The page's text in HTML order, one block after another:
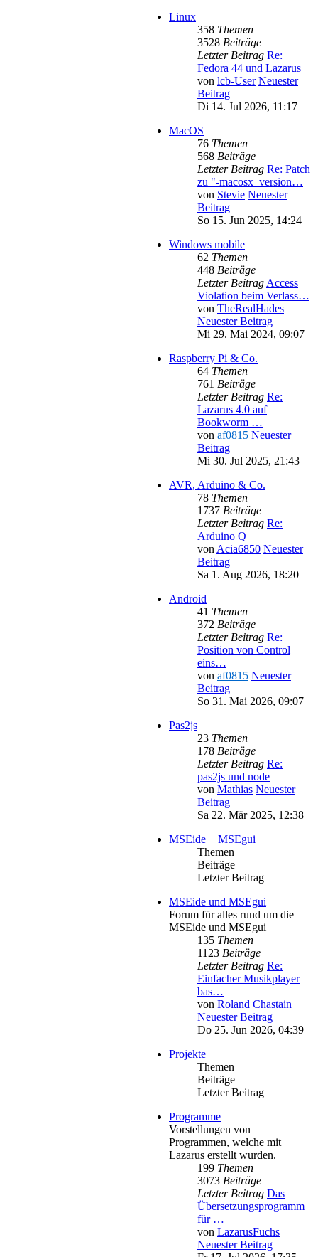
Linux
358 Themen
3528 Beiträge
Letzter Beitrag Re:
Fedora 44 und Lazarus
von lcb-User Neuester
Beitrag
Di 14. Jul 2026, 11:17
MacOS
76 Themen
568 Beiträge
Letzter Beitrag Re: Patch
zu "-macosx_version…
von Stevie Neuester
Beitrag
So 15. Jun 2025, 14:24
Windows mobile
62 Themen
448 Beiträge
Letzter BeitragAccess
Violation beim Verlass…
von TheRealHades
Neuester Beitrag
Mi 29. Mai 2024, 09:07
Raspberry Pi & Co.
64 Themen
761 Beiträge
Letzter Beitrag Re:
Lazarus 4.0 auf
Bookworm …
von af0815 Neuester
Beitrag
Mi 30. Jul 2025, 21:43
AVR, Arduino & Co.
78 Themen
1737 Beiträge
Letzter Beitrag Re:
Arduino Q
vonAcia6850 Neuester
Beitrag
Sa 1. Aug 2026, 18:20
Android
41 Themen
372 Beiträge
Letzter Beitrag Re:
Position von Control
eins…
von af0815 Neuester
Beitrag
So 31. Mai 2026, 09:07
Pas2js
23 Themen
178 Beiträge
Letzter Beitrag Re:
pas2js und node
von Mathias Neuester
Beitrag
Sa 22. Mär 2025, 12:38
MSEide + MSEgui
Themen
Beiträge
Letzter Beitrag
MSEide und MSEgui
Forum für alles rund um die
MSEide und MSEgui
135 Themen
1123 Beiträge
Letzter Beitrag Re:
Einfacher Musikplayer
bas…
von Roland Chastain
Neuester Beitrag
Do 25. Jun 2026, 04:39
Projekte
Themen
Beiträge
Letzter Beitrag
Programme
Vorstellungen von
Programmen, welche mit
Lazarus erstellt wurden.
199 Themen
3073 Beiträge
Letzter Beitrag Das
Übersetzungsprogramm
für …
von LazarusFuchs
Neuester Beitrag